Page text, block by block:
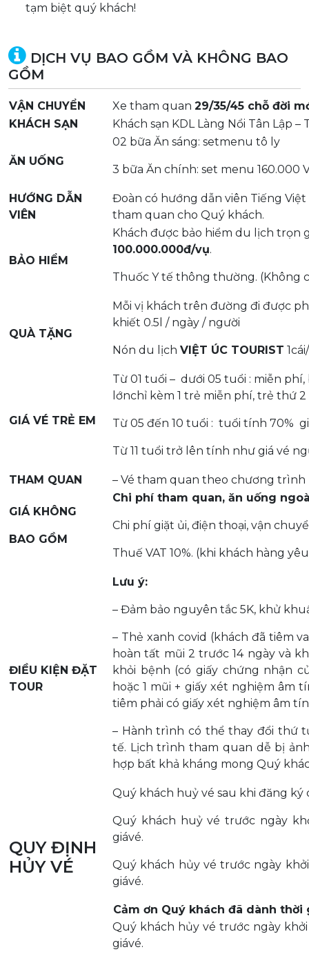
tạm biệt quý khách!
DỊCH VỤ BAO GỒM VÀ KHÔNG BAO
GỒM
VẬN CHUYỂN Xe tham quan 29/35/45 chỗ đời
KHÁCH SẠN
Khách sạn KDL Làng Nổi Tân Lập
ĂN UỐNG
02 bữa Ăn sáng: setmenu tô ly
3 bữa Ăn chính: set menu 160.000
HƯỚNG DẪN
VIÊN
Đoàn có hướng dẫn viên Tiếng
tham quan cho Quý khách.
BẢO HIỂM
Khách được bảo hiểm du lịch trọn
100.000.000đ/vụ.
Thuốc Y tế thông thường. (Không
QUÀ TẶNG
Mỗi vị khách trên đường đi được
khiết 0.5l / ngày / người
Nón du lịch VIỆT ÚC TOURIST
GIÁ VÉ TRẺ EM
Từ 01 tuổi – dưới 05 tuổi : miễn
lớnchỉ kèm 1 trẻ miễn phí, trẻ thứ
Từ 05 đến 10 tuổi : tuổi tính 70%
Từ 11 tuổi trở lên tính như giá vé
THAM QUAN – Vé tham quan theo chương trình
GIÁ KHÔNG
BAO GỒM
Chi phí tham quan, ăn uống
Chi phí giặt ủi, điện thoại, vận
Thuế VAT 10%. (khi khách hàng
ĐIỀU KIỆN ĐẶT
TOUR
Lưu ý:
– Đảm bảo nguyên tắc 5K, khử
– Thẻ xanh covid (khách đã tiêm
hoàn tất mũi 2 trước 14 ngày và
khỏi bệnh (có giấy chứng nhận
hoặc 1 mũi + giấy xét nghiệm âm
tiêm phải có giấy xét nghiệm âm
– Hành trình có thể thay đổi thứ
tế. Lịch trình tham quan dễ bị
hợp bất khả kháng mong Quý
QUY ĐỊNH
HỦY VÉ
Quý khách huỷ vé sau khi đăng ký
Quý khách huỷ vé trước ngày
giávé.
Quý khách hủy vé trước ngày
giávé.
Cảm ơn Quý khách đã dành
Quý khách hủy vé trước ngày
giávé.